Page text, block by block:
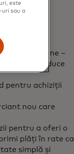
în magazine –
care pot aduce
pentru achiziții
nou care
pentru a oferi o
plăți în rate ca
simplă și
este
uri sau a